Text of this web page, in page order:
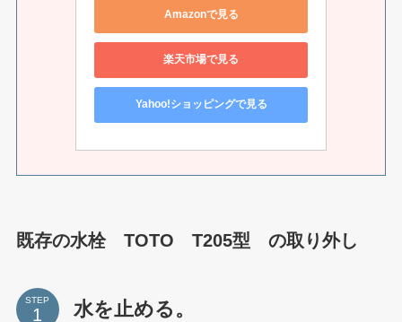
Amazonで見る
楽天市場で見る
Yahoo!ショッピングで見る
既存の水栓 TOTO T205型 の取り外し
STEP 水を止める。